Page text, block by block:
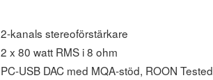
2-kanals stereoförstärkare
2 x 80 watt RMS i 8 ohm
PC-USB DAC med MQA-stöd, ROON Tested